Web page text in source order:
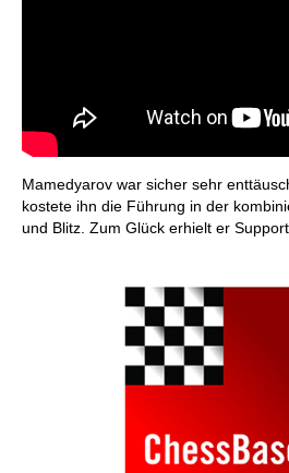
Mamedyarov war sicher sehr
kostete ihn die Führung in der
und Blitz. Zum Glück erhielt er